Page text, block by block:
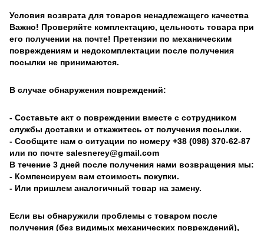
Условия возврата для товаров ненадлежащего качества
Важно! Проверяйте комплектацию, цельность товара при
его получении на почте! Претензии по механическим
повреждениям и недокомплектации после получения
посылки не принимаются.
В случае обнаружения повреждений:
- Составьте акт о повреждении вместе с сотрудником
службы доставки и откажитесь от получения посылки.
- Сообщите нам о ситуации по номеру +38 (098) 370-62-87
или по почте salesnerey@gmail.com
В течение 3 дней после получения нами возвращения мы:
- Компенсируем вам стоимость покупки.
- Или пришлем аналогичный товар на замену.
Если вы обнаружили проблемы с товаром после
получения (без видимых механических повреждений),